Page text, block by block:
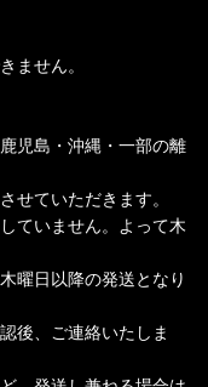
ません。
児島・沖縄・一部の離
せていただきます。
ていません。よって木
曜日以降の発送となり
後、ご連絡いたしま